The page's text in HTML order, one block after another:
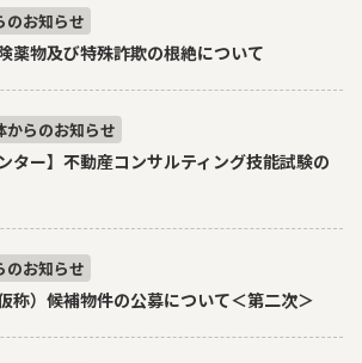
のお知らせ
薬物及び特殊詐欺の根絶について
からのお知らせ
ター】不動産コンサルティング技能試験の
のお知らせ
称）候補物件の公募について＜第二次＞